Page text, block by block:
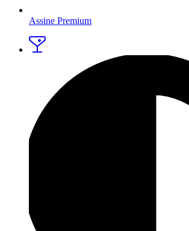
Assine Premium